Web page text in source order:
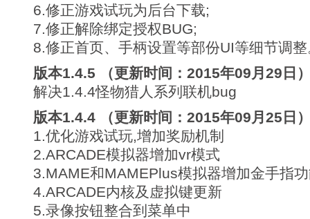
6.修正游戏试玩为后台下载;
7.修正解除绑定授权BUG;
8.修正首页、手柄设置等部份UI等细节调
版本1.4.5 （更新时间：2015年09月29日
解决1.4.4怪物猎人系列联机bug
版本1.4.4 （更新时间：2015年09月25日
1.优化游戏试玩,增加奖励机制
2.ARCADE模拟器增加vr模式
3.MAME和MAMEPlus模拟器增加金手指
4.ARCADE内核及虚拟键更新
5.录像按钮整合到菜单中